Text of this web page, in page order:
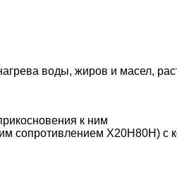
воды, жиров и масел,
к ним
сопротивлением Х20Н80Н) с